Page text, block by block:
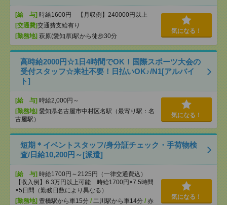
[給 与] 時給1600円 【月収例】240000円以上
[交通費]交通費支給有り
[勤務地] 萩原(愛知県)駅から徒歩30分
気になる！
高時給2000円☆1日4時間でOK！国際スポーツ大会の
受付スタッフ☆来社不要！日払いOK♪/N1[アルバイ
ト]
[給 与] 時給2,000円～
[勤務地] 愛知県名古屋市中村区名駅（最寄り駅：名
古屋駅）
気になる！
短期＊イベントスタッフ/身分証チェック・手荷物検
査/日給10,200円～[派遣]
[給 与] 時給1700円～2125円（一律交通費込）
【収入例】6.3万円以上可能 時給1700円×7.5時間
×5日間（勤務日数により異なる）
[勤務地] 豊橋駅から車15分 / 二川駅から車14分 / 赤
気になる！